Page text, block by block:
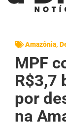
Amazônia,
MPF
R$3,7
por
na